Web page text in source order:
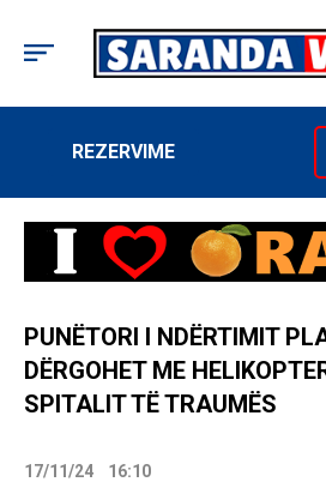
REZERVIME
PUNËTORI I NDËRTIMIT
DËRGOHET ME
SPITALIT TË TRAUMËS
17/11/24 16:10